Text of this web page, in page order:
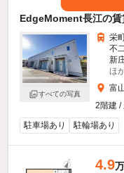
EdgeMoment長江の賃
すべての写真
栄
不
新
ほ
富
2階建 /
駐車場あり
駐輪場あり
4.9